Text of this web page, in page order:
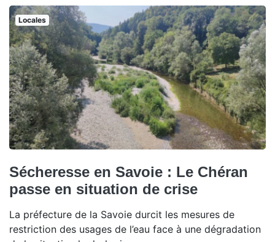
Locales
Sécheresse en Savoie : Le Chéran
passe en situation de crise
La préfecture de la Savoie durcit les mesures de
restriction des usages de l’eau face à une dégradation